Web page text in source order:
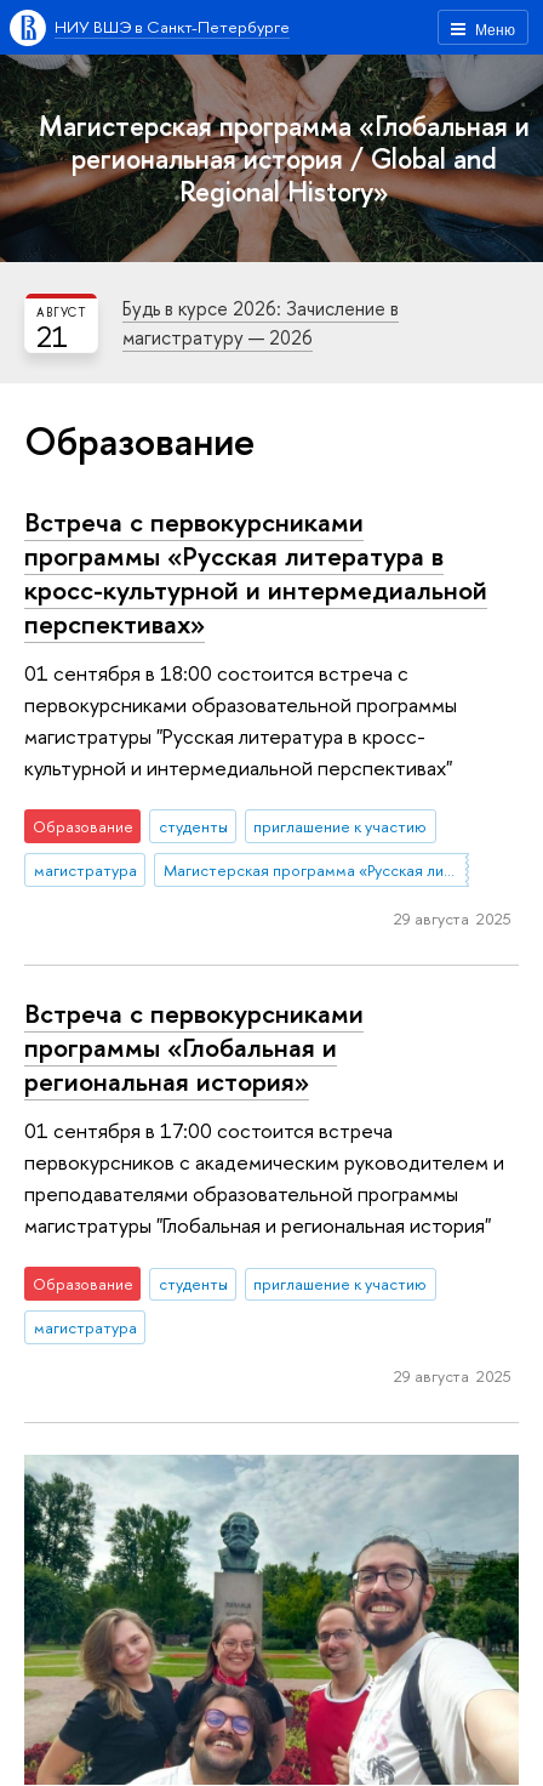
Меню
НИУ ВШЭ в Санкт-Петербурге
Магистерская программа «Глобальная и
региональная история / Global and
Regional History»
21
АВГУСТ
Будь в курсе 2026: Зачисление в
магистратуру — 2026
Образование
Встреча с первокурсниками
программы «Русская литература в
кросс-культурной и интермедиальной
перспективах»
01 сентября в 18:00 состоится встреча с
первокурсниками образовательной программы
магистратуры "Русская литература в кросс-
культурной и интермедиальной перспективах"
Образование студенты
приглашение к участию
магистратура
Магистерская программа «Русская литература в кросс-культурной и интермедиальной перспективах»
29 августа 2025
Встреча с первокурсниками
программы «Глобальная и
региональная история»
01 сентября в 17:00 состоится встреча
первокурсников с академическим руководителем и
преподавателями образовательной программы
магистратуры "Глобальная и региональная история"
Образование студенты
приглашение к участию
магистратура
29 августа 2025